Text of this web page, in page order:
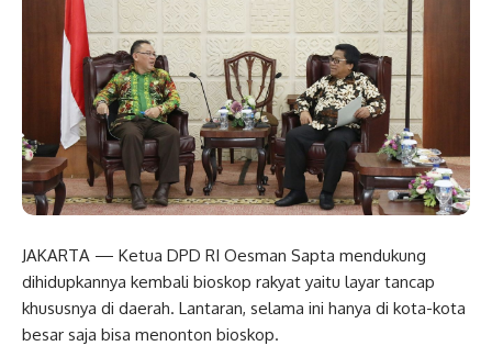
JAKARTA — Ketua DPD RI Oesman Sapta mendukung
dihidupkannya kembali bioskop rakyat yaitu layar tancap
khususnya di daerah. Lantaran, selama ini hanya di kota-kota
besar saja bisa menonton bioskop.